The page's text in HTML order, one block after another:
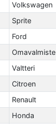
Volkswagen
Sprite
Ford
Omavalmiste
Valtteri
Citroen
Renault
Honda